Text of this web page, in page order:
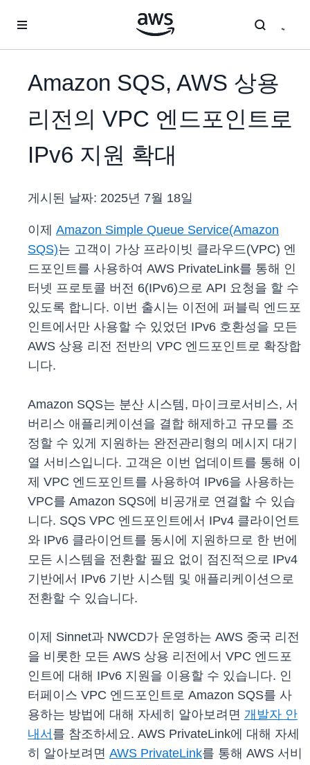
Amazon SQS, AWS 상용
리전의 VPC 엔드포인트로
IPv6 지원 확대
게시된 날짜: 2025년 7월 18일
이제 Amazon Simple Queue Service(Amazon
SQS)는 고객이 가상 프라이빗 클라우드(VPC) 엔
드포인트를 사용하여 AWS PrivateLink를 통해 인
터넷 프로토콜 버전 6(IPv6)으로 API 요청을 할 수
있도록 합니다. 이번 출시는 이전에 퍼블릭 엔드포
인트에서만 사용할 수 있었던 IPv6 호환성을 모든
AWS 상용 리전 전반의 VPC 엔드포인트로 확장합
니다.
Amazon SQS는 분산 시스템, 마이크로서비스, 서
버리스 애플리케이션을 결합 해제하고 규모를 조
정할 수 있게 지원하는 완전관리형의 메시지 대기
열 서비스입니다. 고객은 이번 업데이트를 통해 이
제 VPC 엔드포인트를 사용하여 IPv6을 사용하는
VPC를 Amazon SQS에 비공개로 연결할 수 있습
니다. SQS VPC 엔드포인트에서 IPv4 클라이언트
와 IPv6 클라이언트를 동시에 지원하므로 한 번에
모든 시스템을 전환할 필요 없이 점진적으로 IPv4
기반에서 IPv6 기반 시스템 및 애플리케이션으로
전환할 수 있습니다.
이제 Sinnet과 NWCD가 운영하는 AWS 중국 리전
을 비롯한 모든 AWS 상용 리전에서 VPC 엔드포
인트에 대해 IPv6 지원을 이용할 수 있습니다. 인
터페이스 VPC 엔드포인트로 Amazon SQS를 사
용하는 방법에 대해 자세히 알아보려면 개발자 안
내서 를 참조하세요. AWS PrivateLink에 대해 자세
히 알아보려면 AWS PrivateLink를 통해 AWS 서비